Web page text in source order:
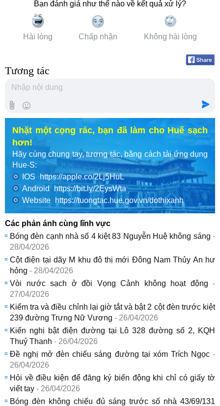
Bạn đánh giá như thế nào về kết quả xử lý?
Hài lòng Chấp nhận Không hài lòng
Tương tác
Nhặt một cọng rác, bạn đã làm cho Huế sạch
hơn!
Hãy cùng chung tay, tương tác, bằng cách tải ứng dụng
Hue-S:
IOS
https://apple.co/2Lj5HuL
Android
https://bit.ly/2EysWta
Website
https://tuongtac.hue.gov.vn/dothixanh
Các phản ánh cùng lĩnh vực
Bóng đèn cạnh nhà số 4 kiệt 83 Nguyễn Huệ không sáng -
28/04/2026
Cột điện tại dãy M khu đô thị mới Đông Nam Thủy An hư
hỏng - 28/04/2026
Vòi nước sạch ở đồi Vọng Cảnh không hoạt động -
27/04/2026
Kiểm tra và điều chỉnh lại giờ tắt và bật 2 cột đèn trước kiệt
239 đường Trưng Nữ Vương - 26/04/2026
Kiến nghị bật điện đường tại Lô 328 đường số 2, KQH
Thuỷ Thanh - 26/04/2026
Đề nghị mở đèn chiếu sáng đường tại xóm Trích Ngọc-
26/04/2026
Hỏi về điều kiện để đăng ký biến động khi chỉ có giấy tờ
viết tay - 26/04/2026
Bóng đèn không chiếu đủ sáng trước số nhà 43/69/131